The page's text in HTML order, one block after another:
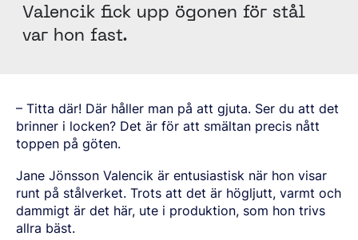
LÄTTA OCH TUNGA FORDON
KOMPONENTSPECIFIKA KRAV
OLJA OCH GAS
VINDKRAFT
TRANSPORT
BORSTÅL
NITRERSTÅL
MARAGING-STÅL
FÖRKOMPONENTER
FÖRKOMPONENTER FRÅN STÅNG
FÖRKOMPONENTER FRÅN RÖR
CROMAX-STÅLSORTER
KOSTNADSEFFEKTIVA HYDRAULCYLINDRAR
TRÅD OCH HASPLADE STÄNGER (BAR-IN-COIL)
OVAKO 280-ÄMNESRÖR
STANDARDKULLAGERRÖR
VALSADE OCH SMIDDA RINGAR
CERTIFIKAT OCH TESTMÖJLIGHETER
OVAKO SCIENCE AND VISITOR CENTER
INNEHÅLL
AKTUELLA TILLSTÅNDSPROCESSER
LEDNING
VÅR VERKSAMHET
STARK GLOBAL STÄLLNING INOM SPECIALSTÅL
DANIEL STÅHL
NYHETER & PRESSMEDDELANDEN
MÄSSOR OCH DIGITALA EVENTS
Svenska
Nordeuropa
Östeuropa
Sydeuropa
Asien Och Stillahavsområdet
Kontakt
Ovatrack
Steelnavigator
Valencik fick upp ögonen för stål
var hon fast.
– Titta där! Där håller man på att gjuta. Ser du att det
brinner i locken? Det är för att smältan precis nått
toppen på göten.
Jane Jönsson Valencik är entusiastisk när hon visar
runt på stålverket. Trots att det är högljutt, varmt och
dammigt är det här, ute i produktion, som hon trivs
allra bäst.